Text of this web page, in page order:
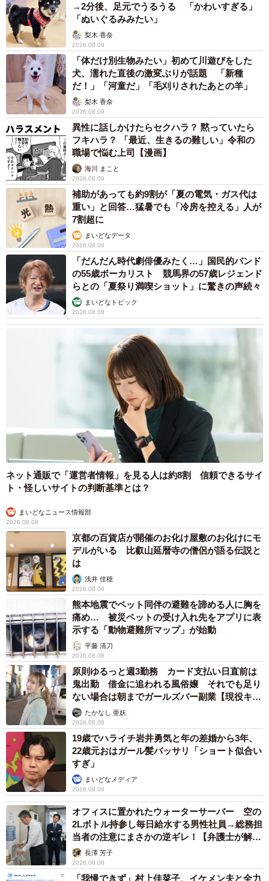
→2分後、足元でうるうる 「かわいすぎる」
「ぬいぐるみみたい」
梨木 香奈
2026.08.09
「体だけ別生物みたい」初めて川遊びをした
犬、濡れた直後の激変ぶりが話題 「新種
だ！」「河童だ」「毛刈りされたあとの羊」
梨木 香奈
2026.08.09
異性に話しかけたらセクハラ？ 黙っていたら
フキハラ？ 「最近、生きるの難しい」令和の
職場で悩む上司【漫画】
海川 まこと
2026.08.09
補助があっても約9割が「夏の電気・ガス代は
重い」と回答…猛暑でも「冷房を控える」人が
7割超に
まいどなデータ
2026.08.08
「だんだん時代劇俳優みたく…」国民的バンド
の55歳ボーカリスト 競馬界の57歳レジェンド
らとの「夏祭り満喫ショット」に驚きの声続々
まいどなトピック
2026.08.08
ネット通販で「運営者情報」を見る人は約8割 信頼できるサイ
ト・怪しいサイトの判断基準とは？
まいどなニュース情報部
2026.08.08
京都の百貨店が開催のお化け屋敷のお化けにモ
デルがいる 比叡山延暦寺の僧侶が語る伝説と
は
浅井 佳穂
2026.08.08
熊本地震でペット同伴の避難を諦める人に胸を
痛め… 被災ペットの受け入れ先をアプリに表
示する「動物避難所マップ」が始動
平藤 清刀
2026.08.08
原則ゆるっと週3勤務 カード支払い日直前は
鬼出勤 借金に追われる風俗嬢 それでも足り
ない場合は朝までガールズバー副業【現役キャ
ストに取材】
たかなし 亜妖
2026.08.08
19歳でハライチ岩井勇気と年の差婚から3年、
22歳元おはガール髪バッサリ「ショート似合い
すぎ」
まいどなメディア
2026.08.08
オフィスに置かれたウォーターサーバー 空の
2Lボトル持参し毎日給水する男性社員→総務担
当者の注意にまさかの逆ギレ！【弁護士が解
説】長澤 芳子
2026.08.08
「我慢できず」村上佳菜子、イケメン夫と全力